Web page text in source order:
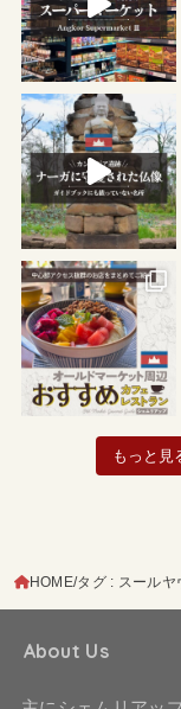
もっと見
HOME タグ : スール
About Us